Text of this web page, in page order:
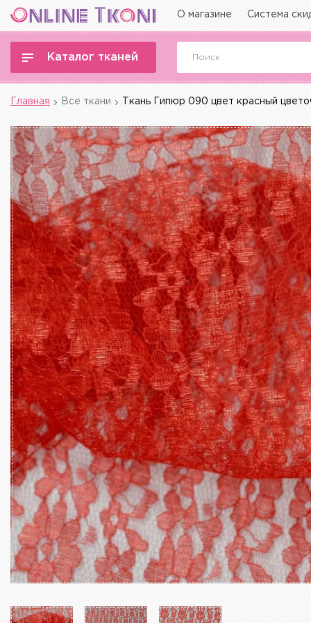
О магазине Система
Каталог тканей
Главная Все ткани Ткань Гипюр 090 цвет красный